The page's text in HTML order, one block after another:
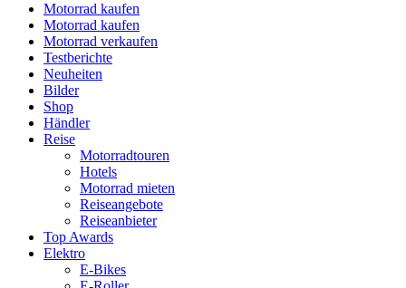
Motorrad kaufen
Motorrad kaufen
Motorrad verkaufen
Testberichte
Neuheiten
Bilder
Shop
Händler
Reise
Motorradtouren
Hotels
Motorrad mieten
Reiseangebote
Reiseanbieter
Top Awards
Elektro
E-Bikes